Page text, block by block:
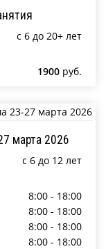
c 6 до 20+ лет
1900 руб.
марта 2026
c 6 до 12 лет
8:00 - 18:00
8:00 - 18:00
8:00 - 18:00
8:00 - 18:00